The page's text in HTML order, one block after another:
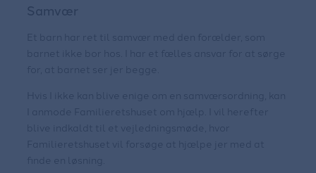
Samvær
Et barn har ret til samvær med den forælder, som
barnet ikke bor hos. I har et fælles ansvar for at sørge
for, at barnet ser jer begge.
Hvis I ikke kan blive enige om en samværsordning, kan
I anmode Familieretshuset om hjælp. I vil herefter
blive indkaldt til et vejledningsmøde, hvor
Familieretshuset vil forsøge at hjælpe jer med at
finde en løsning.